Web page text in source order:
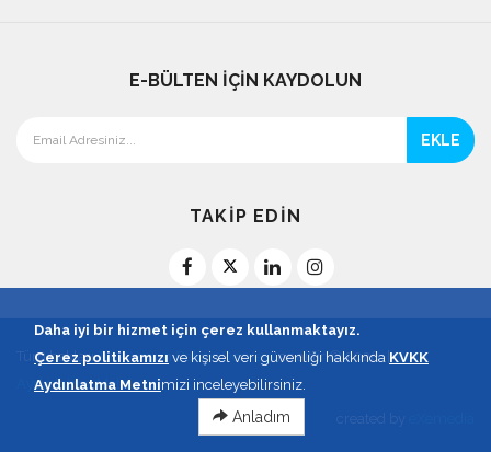
E-BÜLTEN İÇİN KAYDOLUN
EKLE
TAKİP EDİN
Tüm haklarıTürk Yoğun Bakım Derneği'ne aittir © 2026. |KVKK
Aydınlatma Metni
created by
Daha iyi bir hizmet için çerez kullanmaktayız.
Çerez politikamızı ve kişisel veri güvenliği hakkında KVKK
Aydınlatma Metnimizi inceleyebilirsiniz.
Anladım